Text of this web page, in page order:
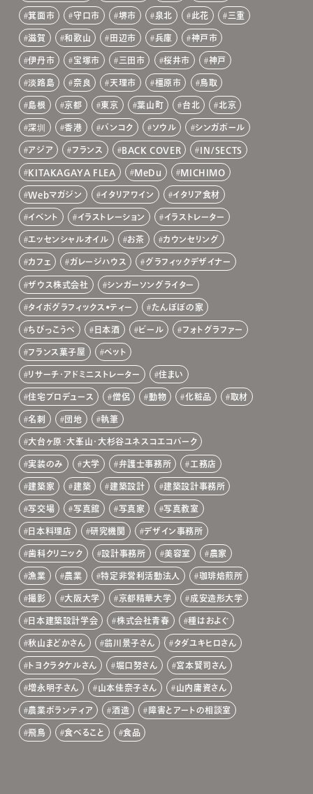
箕面市 守口市 堺市 泉北 此花 三重
滋賀 和歌山 田辺市 兵庫 神戸市
伊丹市 宝塚市 三田市 桜井市 神戸
淡路島 奈良 天理市 橿原市 鳥取
島根 京都 東京 葉山町 台北 北京
深圳 香港 バンコク ソウル シンガポール
アジア フランス BACK COVER IN/SECTS
KITAKAGAYA FLEA MeDu MICHIMO
Webマガジン イタリアワイン イタリア食材
イベント イラストレーション イラストレーター
エッセンシャルオイル お茶 カウンセリング
カフェ ガレージハウス グラフィックデザイナー
ザウス株式会社 シンガーソングライター
タイポグラフィックス•ティー たんぽぽの家
ちびっこうべ 日本酒 ビール フォトグラファー
フランス菓子屋 ペット
リサーチ・アドミニストレーター 住まい
住宅プロデュース 僧侶 動物 化粧品 取材
名刺 団地 執筆
大台ヶ原・大峯山・大杉谷ユネスコエコパーク
実装のみ 大学 弁護士事務所 工務店
建築家 建築 建築設計 建築設計事務所
写交場 写真館 写真家 写真教室
日本料理店 研究機関 デザイン事務所
歯科クリニック 設計事務所 美容室 農家
漁業 農業 特定非営利活動法人 珈琲焙煎所
撮影 大阪大学 京都精華大学 成安造形大学
日本建築設計学会 株式会社青春 種はおよぐ
秋山まどかさん 翁川景子さん タダユキヒロさん
トヨクラタケルさん 堀口努さん 宮本賢司さん
増永明子さん 山本佳奈子さん 山内庸資さん
農業ボランティア 酒造 障害とアートの相談室
飛鳥 食べること 食品